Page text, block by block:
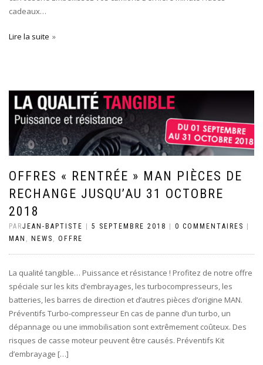
cadeaux…
Lire la suite
OFFRES « RENTRÉE » MAN PIÈCES DE
RECHANGE JUSQU’AU 31 OCTOBRE
2018
PARJEAN-BAPTISTE 5 SEPTEMBRE 2018 0 COMMENTAIRES
MAN , NEWS , OFFRE
La qualité tangible… Puissance et résistance ! Profitez de notre offre
spéciale sur les kits d’embrayages, les turbocompresseurs, les
batteries, les barres de direction et d’autres pièces d’origine MAN.
Préventifs Turbo-compresseur En cas de panne d’un turbo, un
dépannage ou une immobilisation sont extrêmement coûteux. Des
risques de casse moteur peuvent être causés. Préventifs Kit
d’embrayage […]